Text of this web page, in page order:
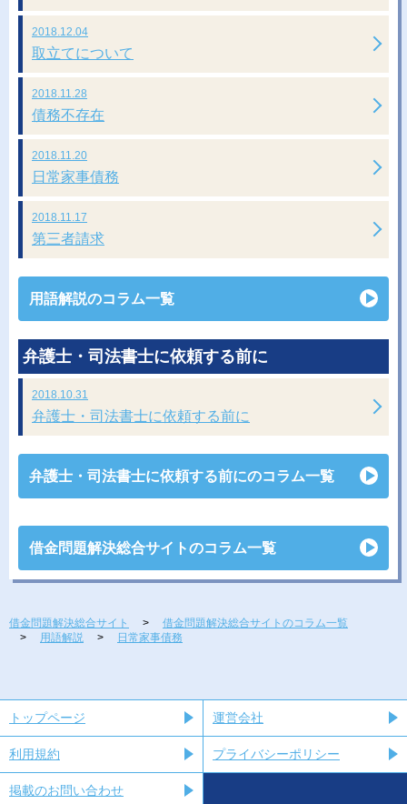
2018.12.04
取立てについて
2018.11.28
債務不存在
2018.11.20
日常家事債務
2018.11.17
第三者請求
用語解説のコラム一覧
弁護士・司法書士に依頼する前に
2018.10.31
弁護士・司法書士に依頼する前に
弁護士・司法書士に依頼する前にのコラム一覧
借金問題解決総合サイトのコラム一覧
借金問題解決総合サイト
借金問題解決総合サイトのコラム一覧
用語解説
日常家事債務
トップページ 運営会社
利用規約 プライバシーポリシー
掲載のお問い合わせ